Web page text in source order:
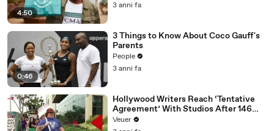
4:50
3 anni fa
0:46
3 Things to Know About Coco Gauff's
Parents
People
3 anni fa
Hollywood Writers Reach ‘Tentative
Agreement’ With Studios After 146
Day Strike
Veuer